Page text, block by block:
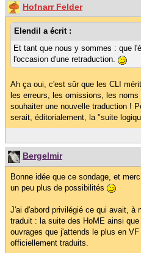
Hofnarr Felder
Elendil a écrit :
Et tant que nous y sommes : que
l'occasion d'une retraduction.
Ah ça oui, c'est sûr que les CLI
les erreurs, les omissions, les
souhaiter une nouvelle traduction !
serait, éditorialement, la "suite
Bergelmir
Bonne idée que ce sondage, et
un peu plus de possibilités
J'ai d'abord privilégié ce qui avait, à
traduit : la suite des HoME ainsi
ouvrages que j'attends le plus en
officiellement traduits.